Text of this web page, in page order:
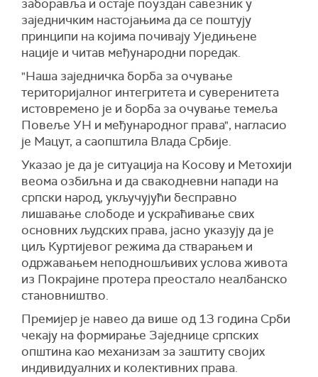
заборавља и остаје поуздан савезник у
заједничким настојањима да се поштују
принципи на којима почивају Уједињене
нације и читав међународни поредак.
"Наша заједничка борба за очување
територијалног интегритета и суверенитета
истовремено је и борба за очување темеља
Повеље УН и међународног права", нагласио
је Мацут, а саопштила Влада Србије.
Указао је да је ситуација на Косову и Метохији
веома озбиљна и да свакодневни напади на
српски народ, укључујући бесправно
лишавање слободе и ускраћивање свих
основних људских права, јасно указују да је
циљ Куртијевог режима да стварањем и
одржавањем неподношљивих услова живота
из Покрајине протера преостало неалбанско
становништво.
Премијер је навео да више од 13 година Срби
чекају на формирање Заједнице српских
општина као механизам за заштиту својих
индивидуалних и колективних права.